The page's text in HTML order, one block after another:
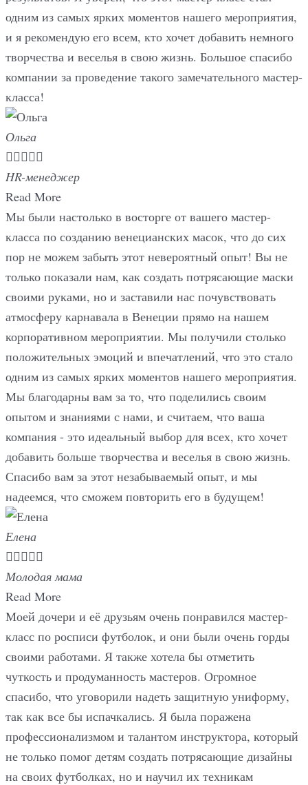
одним из самых ярких моментов нашего мероприятия,
и я рекомендую его всем, кто хочет добавить немного
творчества и веселья в свою жизнь. Большое спасибо
компании за проведение такого замечательного мастер-
класса!
Ольга

HR-менеджер
Read More
Мы были настолько в восторге от вашего мастер-
класса по созданию венецианских масок, что до сих
пор не можем забыть этот невероятный опыт! Вы не
только показали нам, как создать потрясающие маски
своими руками, но и заставили нас почувствовать
атмосферу карнавала в Венеции прямо на нашем
корпоративном мероприятии. Мы получили столько
положительных эмоций и впечатлений, что это стало
одним из самых ярких моментов нашего мероприятия.
Мы благодарны вам за то, что поделились своим
опытом и знаниями с нами, и считаем, что ваша
компания - это идеальный выбор для всех, кто хочет
добавить больше творчества и веселья в свою жизнь.
Спасибо вам за этот незабываемый опыт, и мы
надеемся, что сможем повторить его в будущем!
Елена

Молодая мама
Read More
Моей дочери и её друзьям очень понравился мастер-
класс по росписи футболок, и они были очень горды
своими работами. Я также хотела бы отметить
чуткость и продуманность мастеров. Огромное
спасибо, что уговорили надеть защитную униформу,
так как все бы испачкались. Я была поражена
профессионализмом и талантом инструктора, который
не только помог детям создать потрясающие дизайны
на своих футболках, но и научил их техникам